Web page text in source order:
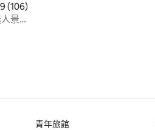
則評價中獲得 4.99 的平均評分（滿分
(106)
景
青年旅館